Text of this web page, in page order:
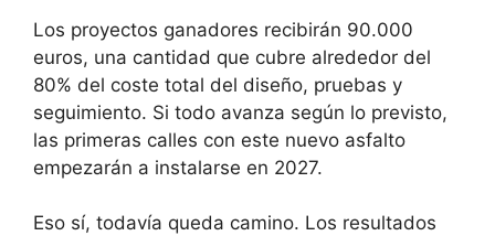
Los proyectos ganadores recibirán 90.000
euros, una cantidad que cubre alrededor del
80% del coste total del diseño, pruebas y
seguimiento. Si todo avanza según lo previsto,
las primeras calles con este nuevo asfalto
empezarán a instalarse en 2027.
Eso sí, todavía queda camino. Los resultados